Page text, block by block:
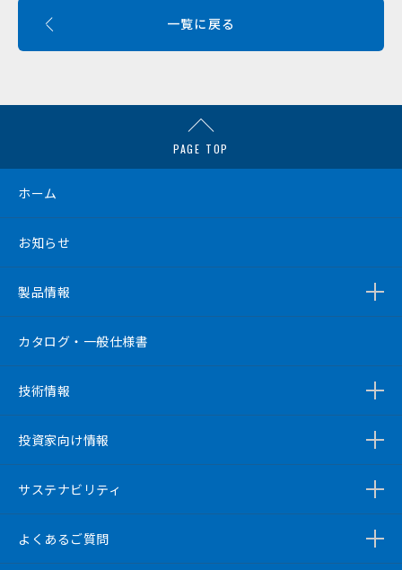
一覧に戻る
PAGE TOP
ホーム
お知らせ
製品情報
カタログ・一般仕様書
技術情報
投資家向け情報
サステナビリティ
よくあるご質問